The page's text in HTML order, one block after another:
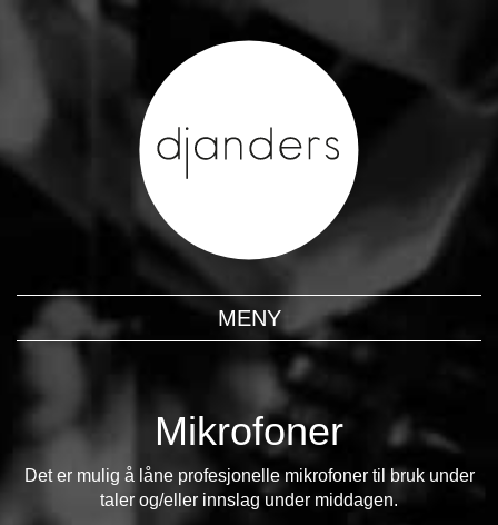
MENY
Mikrofoner
Det er mulig å låne profesjonelle mikrofoner til bruk under
taler og/eller innslag under middagen.